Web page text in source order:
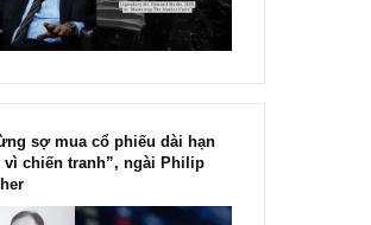
Chu kỳ trong thái độ của đám